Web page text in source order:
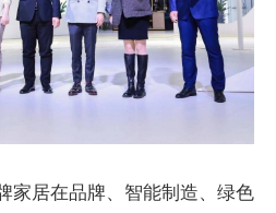
家居在品牌、智能制造、绿色